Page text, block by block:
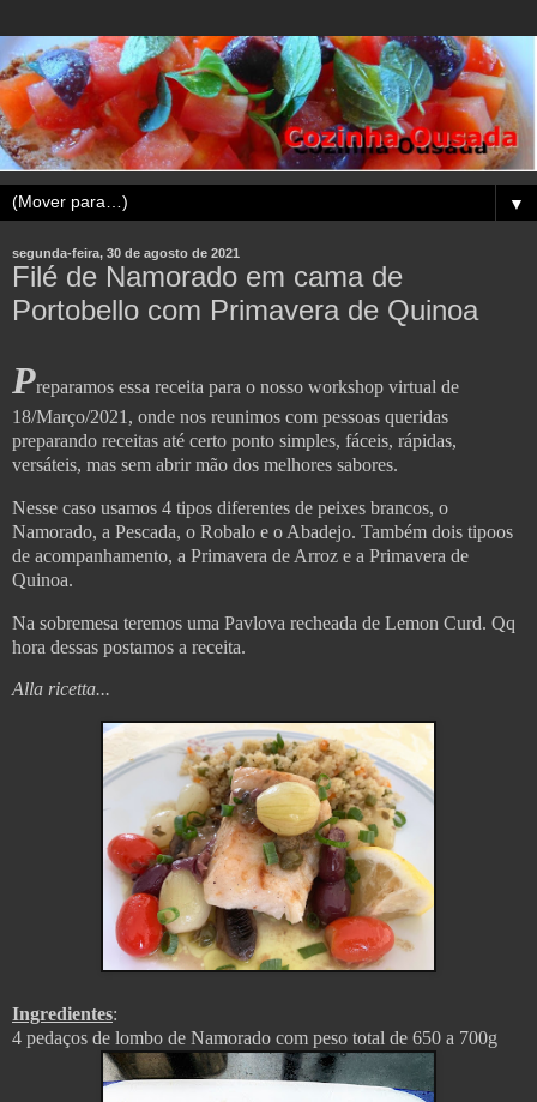
▼
segunda-feira, 30 de agosto de 2021
Filé de Namorado em cama de
Portobello com Primavera de Quinoa
Preparamos essa receita para o nosso workshop virtual de
18/Março/2021, onde nos reunimos com pessoas queridas
preparando receitas até certo ponto simples, fáceis, rápidas,
versáteis, mas sem abrir mão dos melhores sabores.
Nesse caso usamos 4 tipos diferentes de peixes brancos, o
Namorado, a Pescada, o Robalo e o Abadejo. Também dois tipoos
de acompanhamento, a Primavera de Arroz e a Primavera de
Quinoa.
Na sobremesa teremos uma Pavlova recheada de Lemon Curd. Qq
hora dessas postamos a receita.
Alla ricetta...
Ingredientes:
4 pedaços de lombo de Namorado com peso total de 650 a 700g